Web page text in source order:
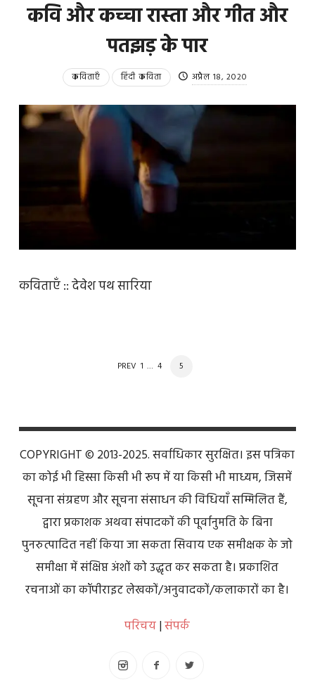
कवि और कच्चा रास्ता और गीत और
पतझड़ के पार
कविताएँ हिंदी कविता अप्रैल 18, 2020
कविताएँ :: देवेश पथ सारिया
PREV PAGE
1 … PAGE
4 PAGE
5
COPYRIGHT © 2013-2025. सर्वाधिकार सुरक्षित। इस पत्रिका
का कोई भी हिस्सा किसी भी रूप में या किसी भी माध्यम, जिसमें
सूचना संग्रहण और सूचना संसाधन की विधियाँ सम्मिलित हैं,
द्वारा प्रकाशक अथवा संपादकों की पूर्वानुमति के बिना
पुनरुत्पादित नहीं किया जा सकता सिवाय एक समीक्षक के जो
समीक्षा में संक्षिप्त अंशों को उद्धृत कर सकता है। प्रकाशित
रचनाओं का कॉपीराइट लेखकों/अनुवादकों/कलाकारों का है।
परिचय|संपर्क